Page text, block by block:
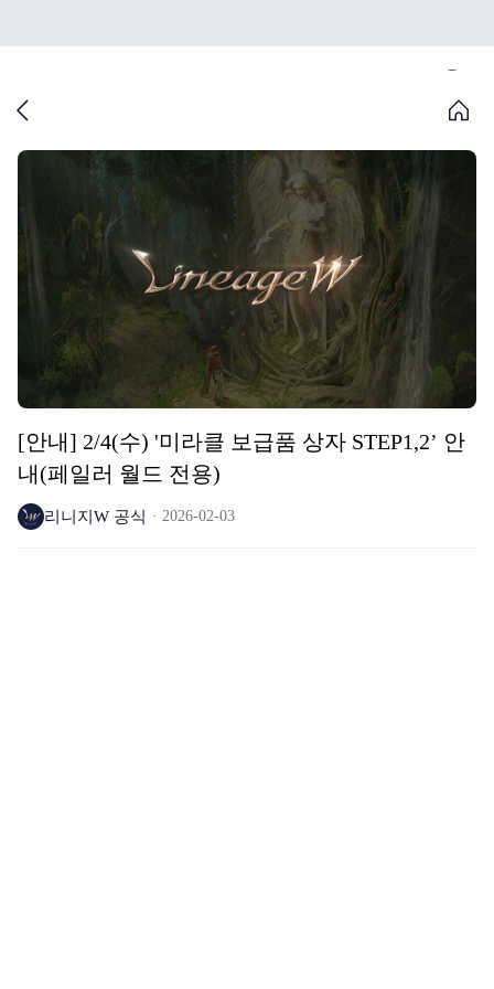
[안내] 2/4(수) '미라클 보급품 상자 STEP1,2’ 안
내(페일러 월드 전용)
리니지W 공식 2026-02-03